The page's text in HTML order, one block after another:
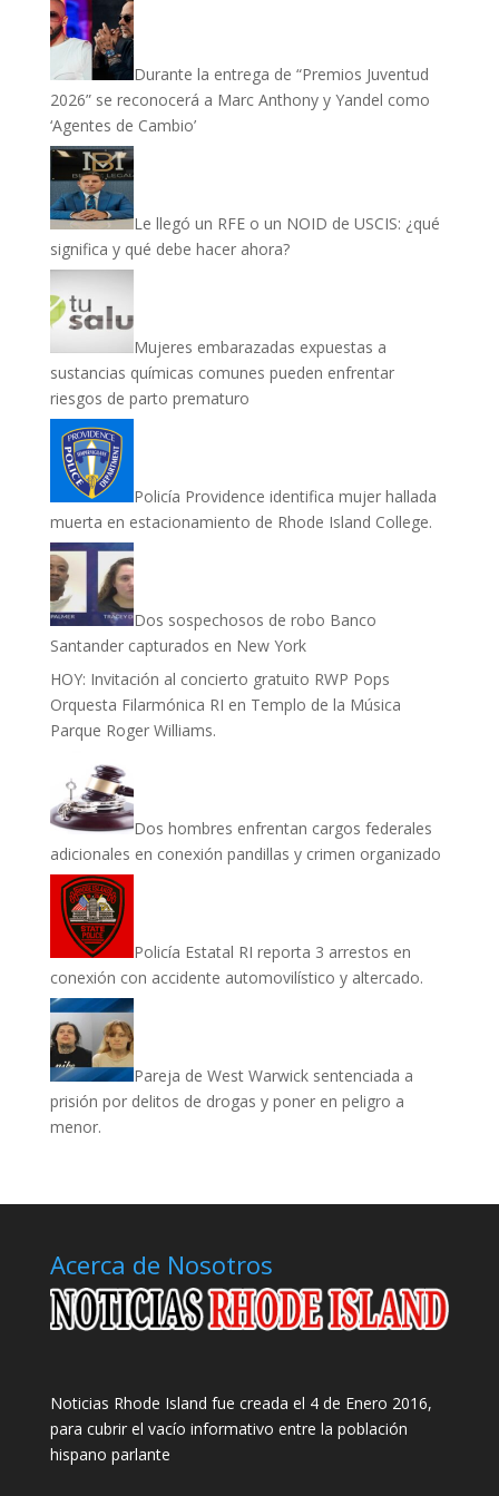
Durante la entrega de “Premios Juventud
2026” se reconocerá a Marc Anthony y Yandel como
‘Agentes de Cambio’
Le llegó un RFE o un NOID de USCIS: ¿qué
significa y qué debe hacer ahora?
Mujeres embarazadas expuestas a
sustancias químicas comunes pueden enfrentar
riesgos de parto prematuro
Policía Providence identifica mujer hallada
muerta en estacionamiento de Rhode Island College.
Dos sospechosos de robo Banco
Santander capturados en New York
HOY: Invitación al concierto gratuito RWP Pops
Orquesta Filarmónica RI en Templo de la Música
Parque Roger Williams.
Dos hombres enfrentan cargos federales
adicionales en conexión pandillas y crimen organizado
Policía Estatal RI reporta 3 arrestos en
conexión con accidente automovilístico y altercado.
Pareja de West Warwick sentenciada a
prisión por delitos de drogas y poner en peligro a
menor.
Acerca de Nosotros
Noticias Rhode Island fue creada el 4 de Enero 2016,
para cubrir el vacío informativo entre la población
hispano parlante